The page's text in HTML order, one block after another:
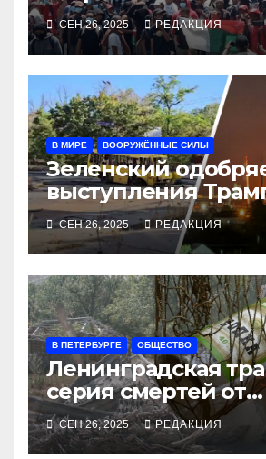
СЕН 26, 2025 РЕДАКЦИЯ
В МИРЕ ВООРУЖЁННЫЕ СИЛЫ
Зеленский
выступления
закрыли
рубеж
СЕН 26, 2025 РЕДАКЦИЯ
В ПЕТЕРБУРГЕ ОБЩЕСТВО
Ленинградская
серия смертей от
алкосуррогата
СЕН 26, 2025 РЕДАКЦИЯ